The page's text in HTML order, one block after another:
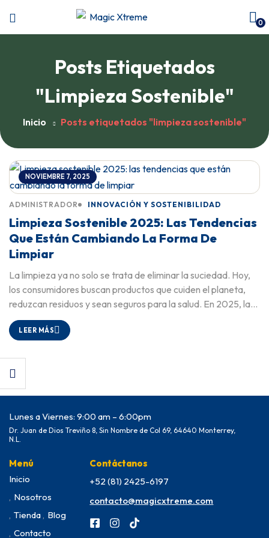
0
Posts Etiquetados
"limpieza Sostenible"
Inicio Posts etiquetados "limpieza sostenible"
NOVIEMBRE 7, 2025
ADMINISTRADOR INNOVACIÓN Y SOSTENIBILIDAD
Limpieza Sostenible 2025: Las Tendencias
Que Están Cambiando La Forma De
Limpiar
La limpieza ya no solo se trata de eliminar la suciedad. Hoy,
los consumidores buscan productos que cuiden el planeta,
reduzcan residuos y sean seguros para la salud. En 2025, la
sostenibilidad dejó de ser una opción para convertirse en una
exigencia. Las marcas ...
LEER MÁS
Lunes a Viernes: 9:00 am – 6:00pm
Dr. Juan de Dios Treviño 8, Sin Nombre de Col 69, 64640 Monterrey,
N.L.
Menú
Inicio
Nosotros
Tienda
Blog
Contacto
Contáctanos
+52 (81) 2425-6197
contacto@magicxtreme.com